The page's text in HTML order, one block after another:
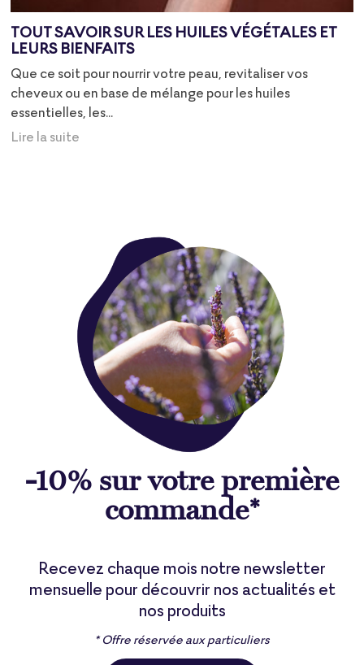
TOUT SAVOIR SUR LES HUILES VÉGÉTALES ET
LEURS BIENFAITS
Que ce soit pour nourrir votre peau, revitaliser vos
cheveux ou en base de mélange pour les huiles
essentielles, les...
Lire la suite
-10% sur votre première
commande*
Recevez chaque mois notre newsletter
mensuelle pour découvrir nos actualités et
nos produits
* Offre réservée aux particuliers